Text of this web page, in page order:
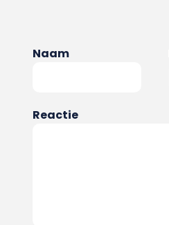
Naam
Reactie